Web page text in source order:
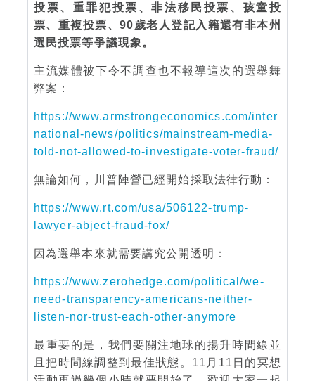
投票、重罪犯投票、非法移民投票、孩童投
票、重複投票、90歲老人登記入籍還有非本州
選民投票等爭議現象。
主流媒體被下令不調查也不報導這次的選舉舞
弊案：
https://www.armstrongeconomics.com/inter
national-news/politics/mainstream-media-
told-not-allowed-to-investigate-voter-fraud/
無論如何，川普陣營已經開始採取法律行動：
https://www.rt.com/usa/506122-trump-
lawyer-abject-fraud-fox/
因為選舉本來就需要講究公開透明：
https://www.zerohedge.com/political/we-
need-transparency-americans-neither-
listen-nor-trust-each-other-anymore
最重要的是，我們要關注地球的揚升時間線並
且把時間線調整到最佳狀態。11月11日的冥想